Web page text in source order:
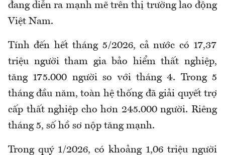
đang diễn ra mạnh mẽ trên thị trường lao động
Việt Nam.
Tính đến hết tháng 5/2026, cả nước có 17,37
triệu người tham gia bảo hiểm thất nghiệp,
tăng 175.000 người so với tháng 4. Trong 5
tháng đầu năm, toàn hệ thống đã giải quyết trợ
cấp thất nghiệp cho hơn 245.000 người. Riêng
tháng 5, số hồ sơ nộp tăng mạnh.
Trong quý 1/2026, có khoảng 1,06 triệu người